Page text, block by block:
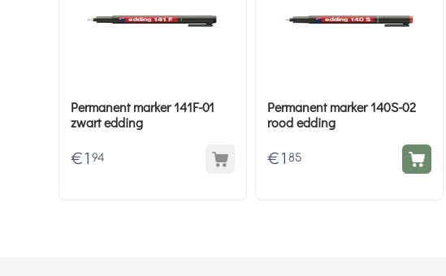
Permanent marker 141F-01
zwart edding
€1 94
Permanent marker 140S-02
rood edding
€1 85